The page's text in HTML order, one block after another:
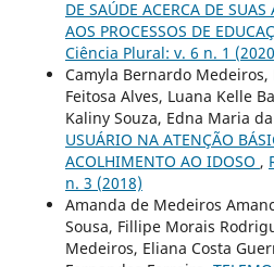
DE SAÚDE ACERCA DE
AOS PROCESSOS DE
Ciência Plural: v. 6 n. 1
Camyla Bernardo Medeiros,
Feitosa Alves, Luana Kelle
Kaliny Souza, Edna Maria
USUÁRIO NA ATENÇÃO
ACOLHIMENTO AO IDOSO ,
n. 3 (2018)
Amanda de Medeiros
Sousa, Fillipe Morais
Medeiros, Eliana Costa